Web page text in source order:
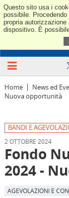
Questo sito usa i
possibile.
propria
dispositivo. È
Home News ed
Nuova opportunità
BANDI E
2 OTTOBRE 2024
Fondo
2024 -
AGEVOLAZIONI E